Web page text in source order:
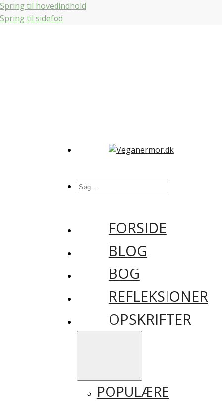
Spring til hovedindhold
Spring til sidefod
Søg
FORSIDE
BLOG
BOG
REFLEKSIONER
OPSKRIFTER
POPULÆRE